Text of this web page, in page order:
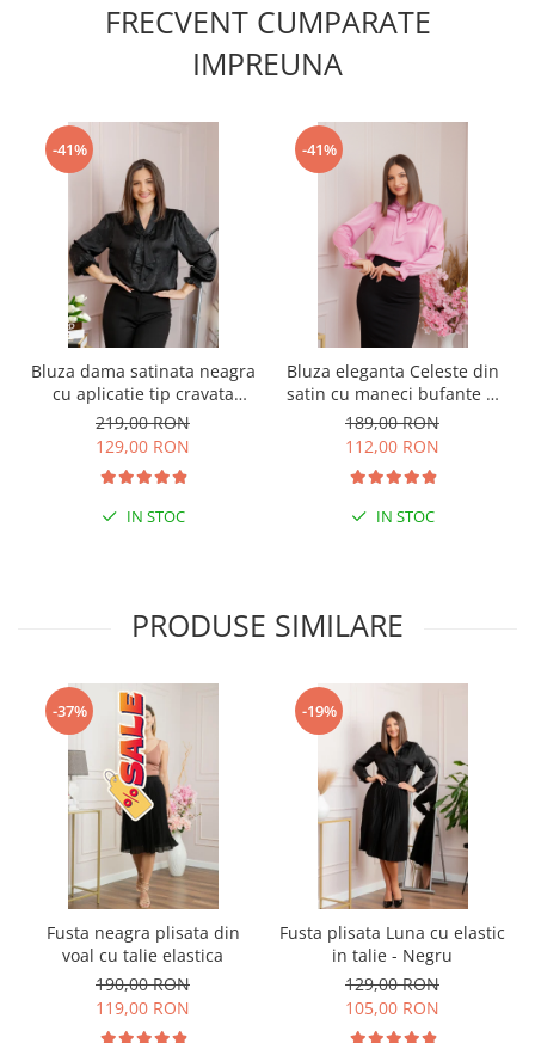
FRECVENT CUMPARATE
IMPREUNA
-41%
Bluza dama satinata neagra
cu aplicatie tip cravata
Yvonne
219,00 RON
129,00 RON
IN STOC
-41%
Bluza eleganta Celeste din
satin cu maneci bufante si
funda la gat - Roz
189,00 RON
112,00 RON
IN STOC
PRODUSE SIMILARE
-37%
Fusta neagra plisata din
voal cu talie elastica
190,00 RON
119,00 RON
-19%
Fusta plisata Luna cu elastic
in talie - Negru
129,00 RON
105,00 RON